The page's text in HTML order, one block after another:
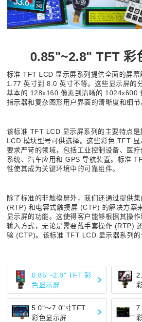
0.85"~2.8" TFT 彩
标准 TFT LCD 显示屏系列提供全面的屏幕
1.77 英寸到 8.0 英寸不等。这些显示屏的
基本的 128x160 像素到清晰的 1024x600
指示器和复杂图形用户界面的清晰度和细节
该标准 TFT LCD 显示屏系列的主要特点
LCD 模块型号可供选择。这些彩色 TFT
要求严苛的领域，包括工业控制设备、医
系统、汽车应用和 GPS 导航装置。标准
性使其成为关键环境中的可靠组件。
除了标准的非触摸屏外，我们还通过提供
(RTP) 和电容式触摸屏 (CTP) 的解决方案
显示屏的功能。这使得客户能够根据其操
输入方式，无论是需要戴手套操作 (RTP)
验 (CTP)。该标准 TFT LCD 显示器系列的
0.85"~2.8" TFT 彩
色显示屏
5.0"～7.0"寸TFT
彩色显示屏